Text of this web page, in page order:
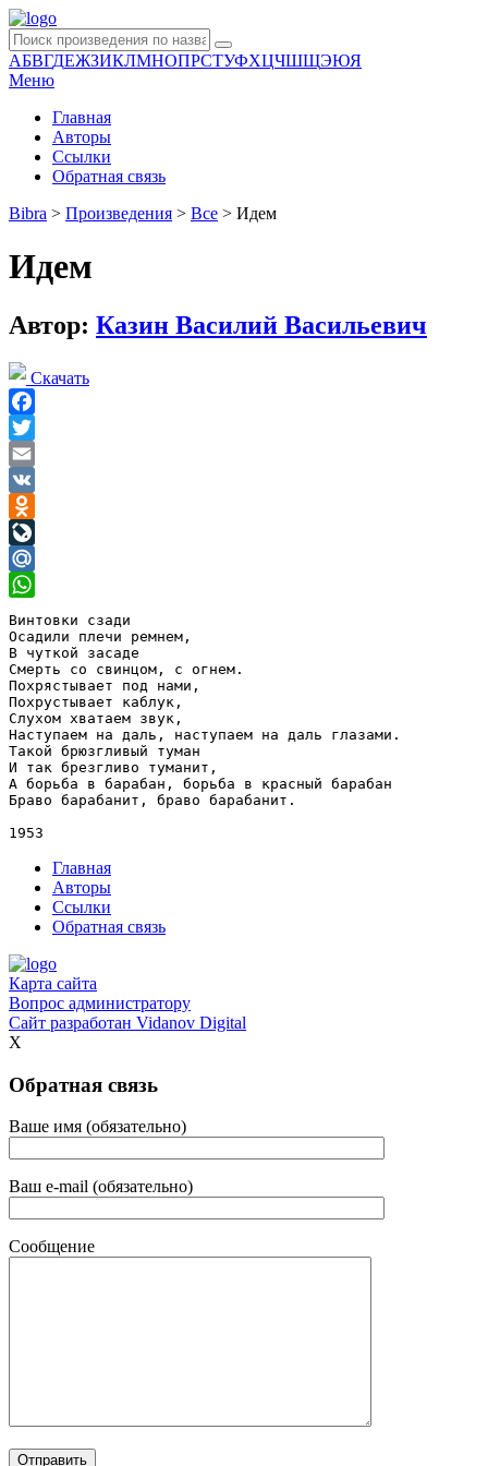
АБВГДЕЖЗИКЛМНОПРСТУФХЦЧШЩЭЮЯ
Меню
Главная
Авторы
Ссылки
Обратная связь
Bibra > Произведения > Все > Идем
Идем
Автор: Казин Василий Васильевич
Скачать
Facebook
Twitter
Email
VK
Odnoklassniki
LiveJournal
Mail.Ru
Винтовки сзади
Осадили плечи ремнем,
В чуткой засаде
Смерть со свинцом, с огнем.
Похрястывает под нами,
Похрустывает каблук,
Слухом хватаем звук,
Наступаем на даль, наступаем на даль глазами.
Такой брюзгливый туман
И так брезгливо туманит,
А борьба в барабан, борьба в красный барабан
Браво барабанит, браво барабанит.
Главная
Авторы
Ссылки
Обратная связь
Карта сайта
Вопрос администратору
Сайт разработан Vidanov Digital
X
Обратная связь
Ваше имя (обязательно)
Ваш e-mail (обязательно)
Сообщение